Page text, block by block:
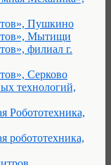
Пушкино
Мытищи
филиал г.
Серково
технологий,
Робототехника,
робототехника,